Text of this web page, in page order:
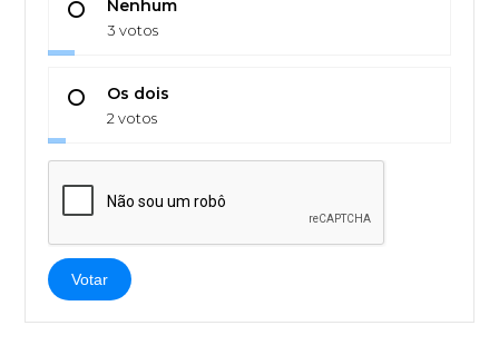
Nenhum
3 votos
Os dois
2 votos
Votar